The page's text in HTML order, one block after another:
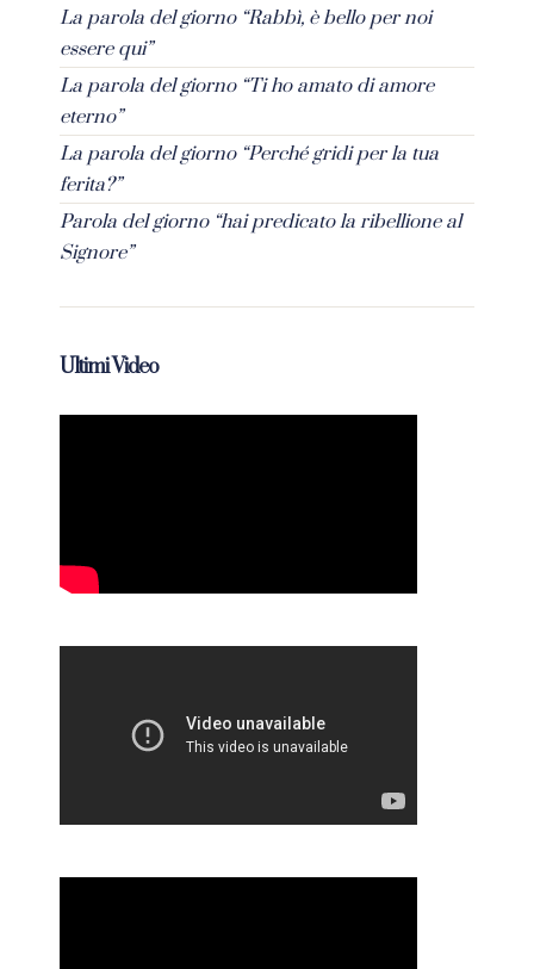
La parola del giorno “Rabbì, è bello per noi
essere qui”
La parola del giorno “Ti ho amato di amore
eterno”
La parola del giorno “Perché gridi per la tua
ferita?”
Parola del giorno “hai predicato la ribellione al
Signore”
Ultimi Video